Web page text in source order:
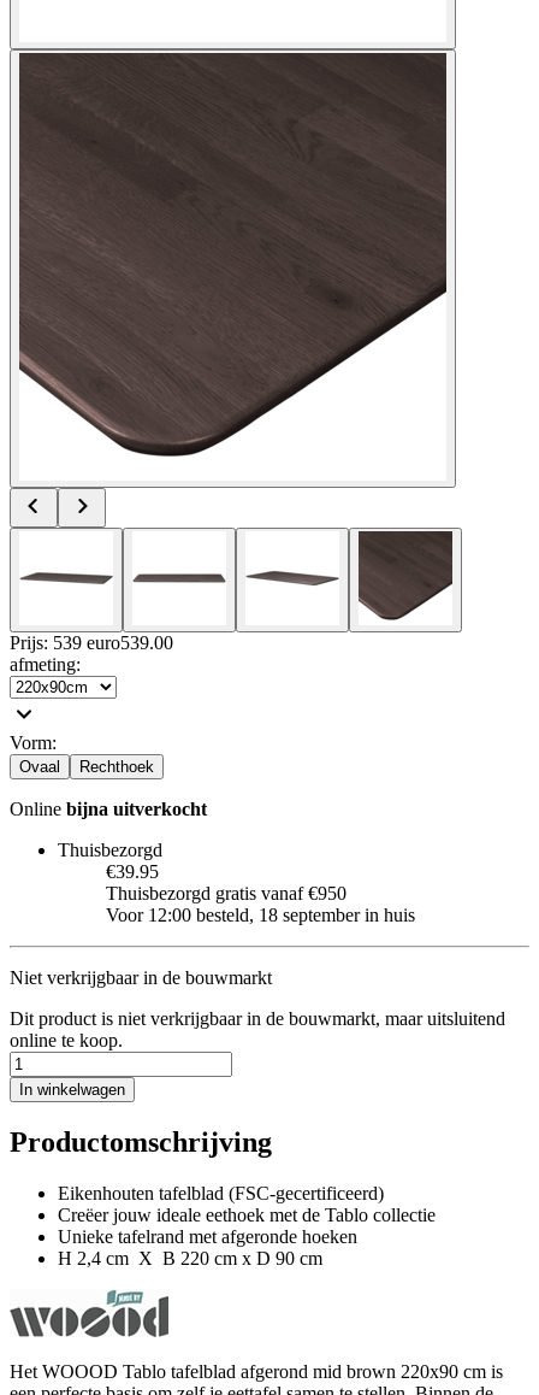
Prijs: 539 euro539.00
afmeting:
Vorm:
Ovaal Rechthoek
Online bijna uitverkocht
Thuisbezorgd
€39.95
Thuisbezorgd gratis vanaf €950
Voor 12:00 besteld, 18 september in huis
Niet verkrijgbaar in de bouwmarkt
Dit product is niet verkrijgbaar in de bouwmarkt, maar uitsluitend
online te koop.
In winkelwagen
Productomschrijving
Eikenhouten tafelblad (FSC-gecertificeerd)
Creëer jouw ideale eethoek met de Tablo collectie
Unieke tafelrand met afgeronde hoeken
H 2,4 cm X B 220 cm x D 90 cm
Het WOOOD Tablo tafelblad afgerond mid brown 220x90 cm is